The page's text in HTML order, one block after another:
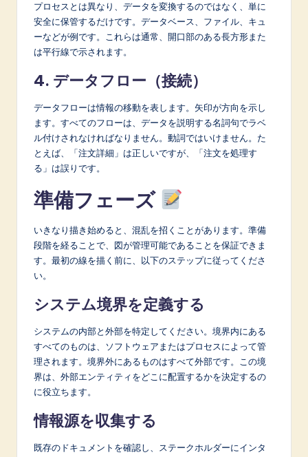
プロセスとは異なり、データを変換するのではなく、単に
安全に保管するだけです。データベース、ファイル、キュ
ーなどが例です。これらは通常、開口部のある長方形また
は平行線で示されます。
4. データフロー（接続）
データフローは情報の移動を表します。矢印が方向を示し
ます。すべてのフローは、データを説明する名詞句でラベ
ル付けされなければなりません。動詞ではいけません。た
とえば、「注文詳細」は正しいですが、「注文を処理す
る」は誤りです。
準備フェーズ
いきなり描き始めると、混乱を招くことがあります。準備
段階を経ることで、図が管理可能であることを保証できま
す。最初の線を描く前に、以下のステップに従ってくださ
い。
システム境界を定義する
システムの内部と外部を特定してください。境界内にある
すべてのものは、ソフトウェアまたはプロセスによって管
理されます。境界外にあるものはすべて外部です。この境
界は、外部エンティティをどこに配置するかを決定するの
に役立ちます。
情報源を収集する
既存のドキュメントを確認し、ステークホルダーにインタ